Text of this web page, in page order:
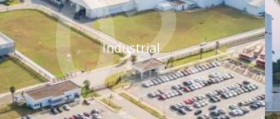
Industrial
02.